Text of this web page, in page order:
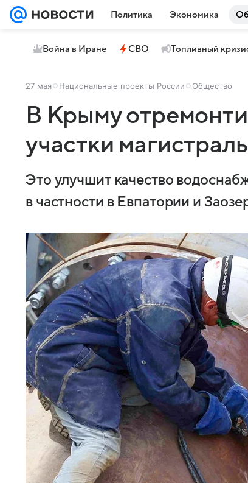
Политика Экономика
Война в Иране СВО Топливный
27 мая Национальные проекты России Общество
В Крыму
участки
Это улучшит качество
в частности в Евпатории и